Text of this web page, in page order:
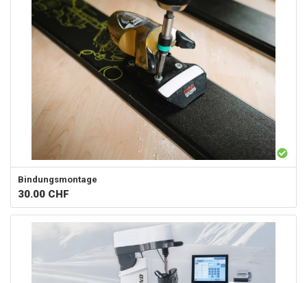
Bindungsmontage
30.00 CHF